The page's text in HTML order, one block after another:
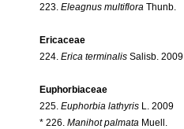
223. Eleagnus multiflora Thunb.
Ericaceae
224. Erica terminalis Salisb. 2009
Euphorbiaceae
225. Euphorbia lathyris L. 2009
* 226. Manihot palmata Muell.